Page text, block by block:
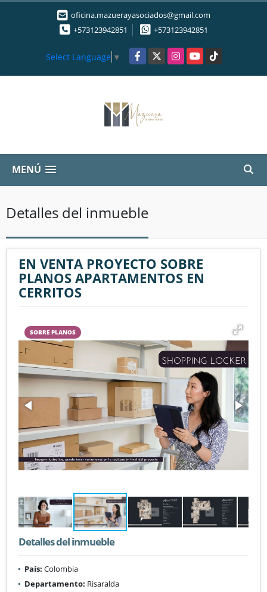
oficina.mazuerayasociados@gmail.com
+573123942851
+573123942851
Select Language ▼ Facebook
X InstagramYouTubeTikTok
MENÚ
Detalles del inmueble
EN VENTA PROYECTO SOBRE
PLANOS APARTAMENTOS EN
CERRITOS
SOBRE PLANOS
Detalles del inmueble
País: Colombia
Departamento: Risaralda